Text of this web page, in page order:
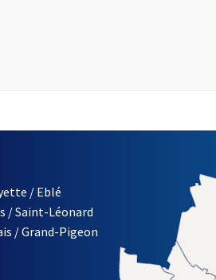
LETTRE D'INFORMATION DE LA
/ Eblé
/ Saint-Léonard
/ Grand-Pigeon